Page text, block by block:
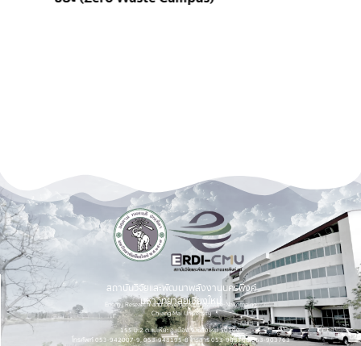
สถาบันวิจัยและพัฒนาพลังงานนครพิงค์
มหาวิทยาลัยเชียงใหม่
Energy Research and Development Institute-Nakornping,
Chiang Mai University
155 ม.2 ต.แม่เหียะ อ.เมือง จ.เชียงใหม่ 50100.
โทรศัพท์ 053-942007-9, 053-948195-8 โทรสาร 053-903760,053-903763